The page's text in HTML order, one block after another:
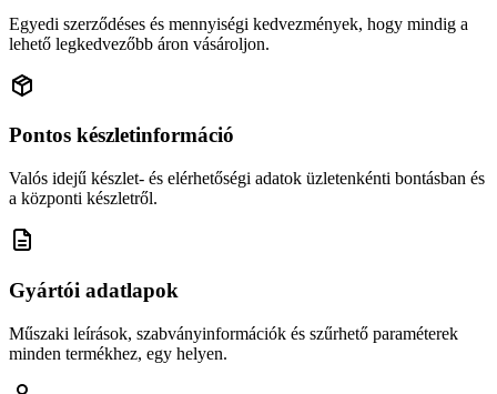
Egyedi szerződéses és mennyiségi kedvezmények, hogy mindig a
lehető legkedvezőbb áron vásároljon.
Pontos készletinformáció
Valós idejű készlet- és elérhetőségi adatok üzletenkénti bontásban és
a központi készletről.
Gyártói adatlapok
Műszaki leírások, szabványinformációk és szűrhető paraméterek
minden termékhez, egy helyen.